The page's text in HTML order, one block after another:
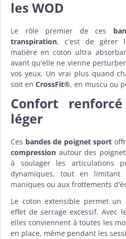
les WOD
Le rôle premier de ces
transpiration, c'est de gérer
matière en coton ultra
avant qu'elle ne vienne
vos yeux. Un vrai plus quand
soit en CrossFit®, en muscu ou
Confort
léger
Ces bandes de poignet sport
compression autour des
à soulager les articulations
dynamiques, tout en
maniques ou aux frottements
Le coton extensible permet un
effet de serrage excessif. Avec
elles conviennent à toutes les
en place, même pendant les